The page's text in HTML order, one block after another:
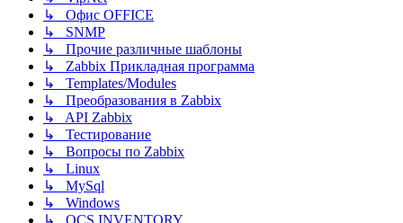
↳ Офис OFFICE
↳ SNMP
↳ Прочие различные шаблоны
↳ Zabbix Прикладная программа
↳ Templates/Modules
↳ Преобразования в Zabbix
↳ API Zabbix
↳ Тестирование
↳ Вопросы по Zabbix
↳ Linux
↳ MySql
↳ Windows
↳ OCS INVENTORY